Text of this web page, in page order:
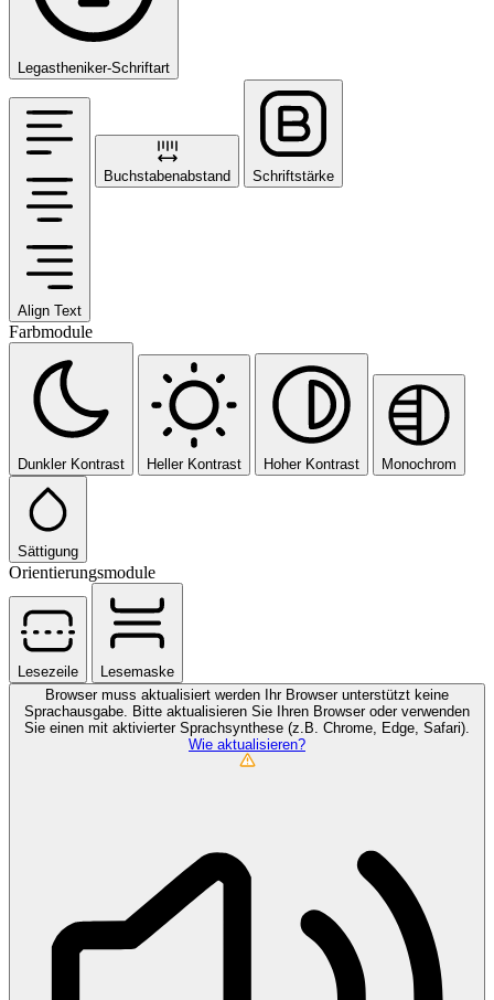
Legastheniker-Schriftart
Align Text
Buchstabenabstand Schriftstärke
Farbmodule
Dunkler Kontrast Heller Kontrast Hoher Kontrast Monochrom
Sättigung
Orientierungsmodule
Lesezeile
Lesemaske
Browser muss aktualisiert werden
Ihr Browser unterstützt keine
Sprachausgabe. Bitte aktualisieren Sie Ihren Browser oder verwenden
Sie einen mit aktivierter Sprachsynthese (z.B. Chrome, Edge, Safari).
Wie aktualisieren?